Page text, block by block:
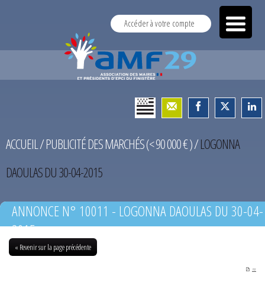
Accéder à votre compte
ACCUEIL/PUBLICITÉ DES MARCHÉS (< 90 000 € )/LOGONNA
DAOULAS DU 30-04-2015
ANNONCE N° 10011 - LOGONNA DAOULAS DU 30-04-
2015
« Revenir sur la page précédente
PDF